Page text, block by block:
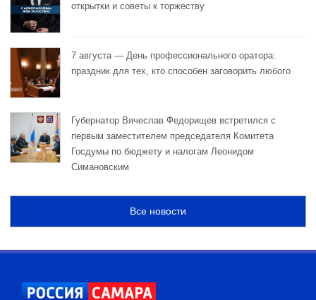
открытки и советы к торжеству
7 августа — День профессионального оратора:
праздник для тех, кто способен заговорить любого
Губернатор Вячеслав Федорищев встретился с
первым заместителем председателя Комитета
Госдумы по бюджету и налогам Леонидом
Симановским
Все новости